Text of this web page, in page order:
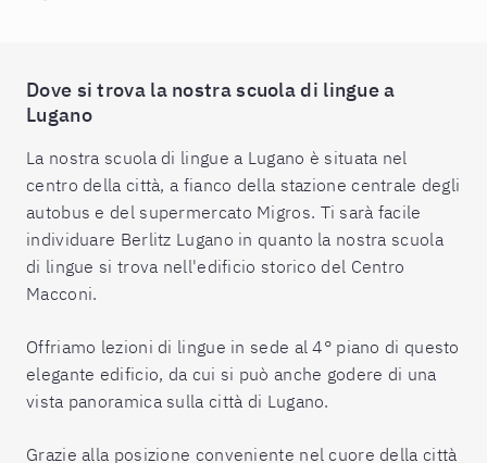
Dove si trova la nostra scuola di lingue a
Lugano
La nostra scuola di lingue a Lugano è situata nel
centro della città, a fianco della stazione centrale degli
autobus e del supermercato Migros. Ti sarà facile
individuare Berlitz Lugano in quanto la nostra scuola
di lingue si trova nell'edificio storico del Centro
Macconi.
Offriamo lezioni di lingue in sede al 4° piano di questo
elegante edificio, da cui si può anche godere di una
vista panoramica sulla città di Lugano.
Grazie alla posizione conveniente nel cuore della città